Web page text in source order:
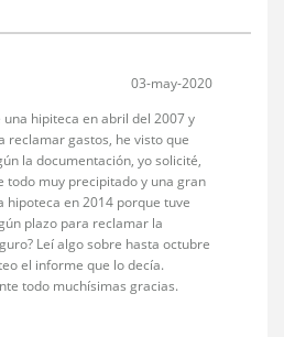
03-may-2020
hipiteca en abril del 2007 y
reclamar gastos, he visto que
la documentación, yo solicité,
todo muy precipitado y una gran
hipoteca en 2014 porque tuve
plazo para reclamar la
Leí algo sobre hasta octubre
el informe que lo decía.
todo muchísimas gracias.